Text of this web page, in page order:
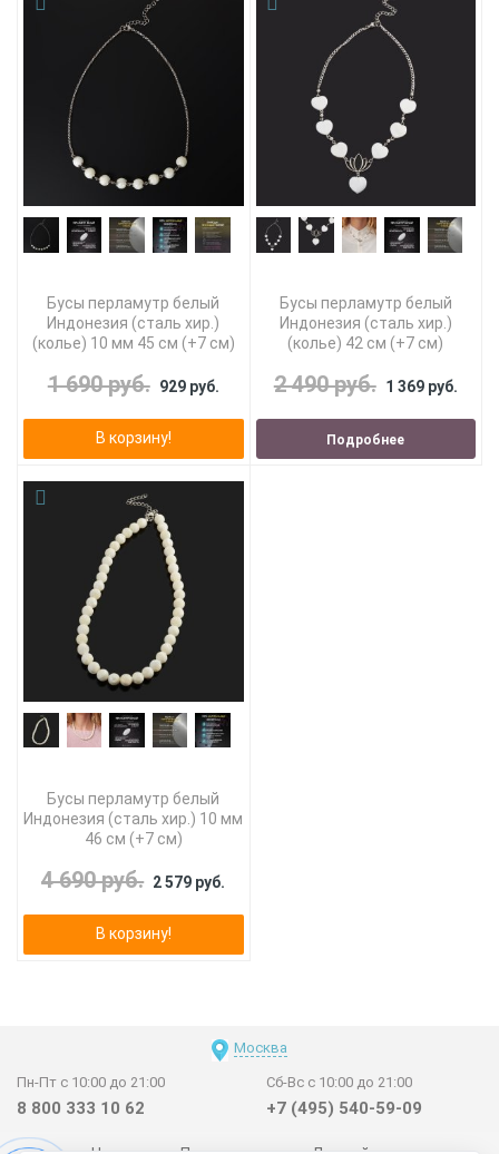
Бусы перламутр белый
Индонезия (сталь хир.)
(колье) 10 мм 45 см (+7 см)
1 690 руб. 929 руб.
В корзину!
Бусы перламутр белый
Индонезия (сталь хир.)
(колье) 42 см (+7 см)
2 490 руб. 1 369 руб.
Подробнее
Бусы перламутр белый
Индонезия (сталь хир.) 10 мм
46 см (+7 см)
4 690 руб. 2 579 руб.
В корзину!
Москва
Пн-Пт с 10:00 до 21:00
8 800 333 10 62
Сб-Вс с 10:00 до 21:00
+7 (495) 540-59-09